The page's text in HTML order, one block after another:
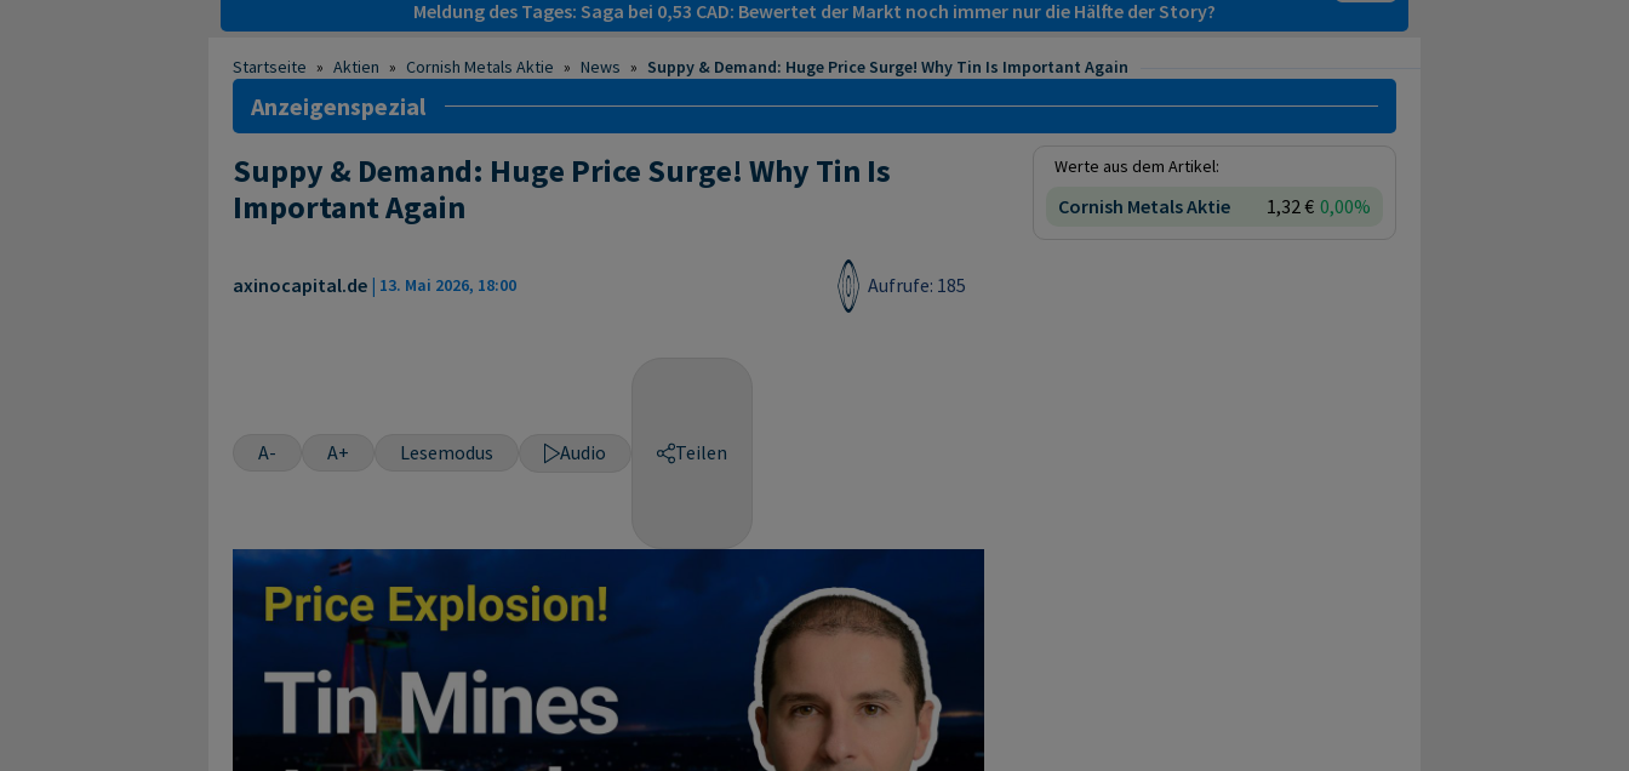
Meldung des Tages: Saga bei 0,53 CAD: Bewertet der Markt noch immer nur die Hälfte der Story?
Startseite » Aktien » Cornish Metals Aktie » News » Suppy & Demand: Huge Price Surge! Why Tin Is Important Again
Anzeigenspezial
Suppy & Demand: Huge Price Surge! Why Tin Is
Important Again
axinocapital.de | 13. Mai 2026, 18:00 Aufrufe: 185
A- A+ Lesemodus Audio Teilen
Werte aus dem Artikel:
Cornish Metals Aktie 1,32 € 0,00%